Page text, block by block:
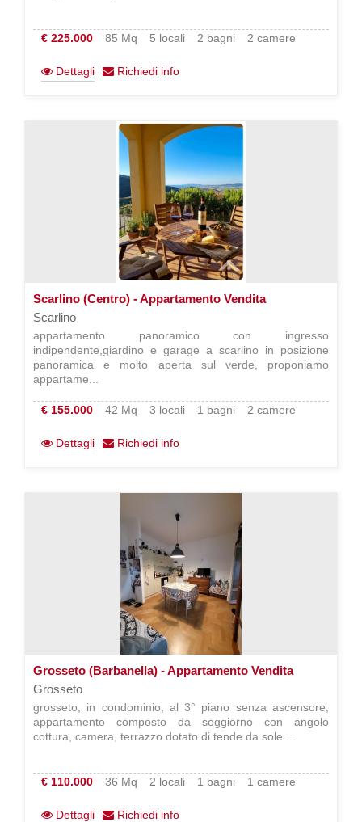
€ 225.000 85 Mq 5 locali 2 bagni 2 camere
Dettagli Richiedi info
Scarlino (Centro) - Appartamento Vendita
Scarlino
appartamento panoramico con ingresso
indipendente,giardino e garage a scarlino in posizione
panoramica e molto aperta sul verde, proponiamo
appartame...
€ 155.000 42 Mq 3 locali 1 bagni 2 camere
Dettagli Richiedi info
Grosseto (Barbanella) - Appartamento Vendita
Grosseto
grosseto, in condominio, al 3° piano senza ascensore,
appartamento composto da soggiorno con angolo
cottura, camera, terrazzo dotato di tende da sole ...
€ 110.000 36 Mq 2 locali 1 bagni 1 camere
Dettagli Richiedi info